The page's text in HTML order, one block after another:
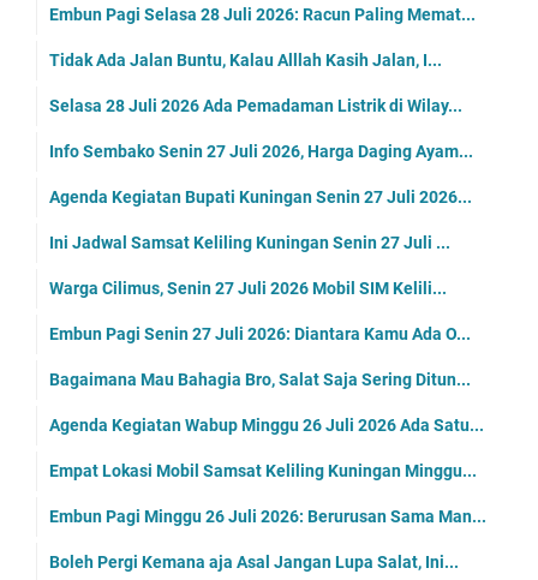
Embun Pagi Selasa 28 Juli 2026: Racun Paling Memat...
Tidak Ada Jalan Buntu, Kalau Alllah Kasih Jalan, I...
Selasa 28 Juli 2026 Ada Pemadaman Listrik di Wilay...
Info Sembako Senin 27 Juli 2026, Harga Daging Ayam...
Agenda Kegiatan Bupati Kuningan Senin 27 Juli 2026...
Ini Jadwal Samsat Keliling Kuningan Senin 27 Juli ...
Warga Cilimus, Senin 27 Juli 2026 Mobil SIM Kelili...
Embun Pagi Senin 27 Juli 2026: Diantara Kamu Ada O...
Bagaimana Mau Bahagia Bro, Salat Saja Sering Ditun...
Agenda Kegiatan Wabup Minggu 26 Juli 2026 Ada Satu...
Empat Lokasi Mobil Samsat Keliling Kuningan Minggu...
Embun Pagi Minggu 26 Juli 2026: Berurusan Sama Man...
Boleh Pergi Kemana aja Asal Jangan Lupa Salat, Ini...